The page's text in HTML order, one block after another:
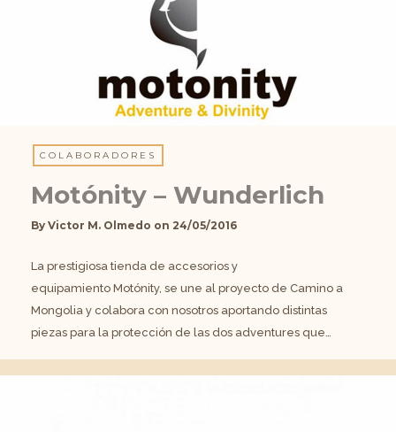
COLABORADORES
Motónity – Wunderlich
By Victor M. Olmedo on 24/05/2016
La prestigiosa tienda de accesorios y
equipamiento Motónity, se une al proyecto de Camino a
Mongolia y colabora con nosotros aportando distintas
piezas para la protección de las dos adventures que…